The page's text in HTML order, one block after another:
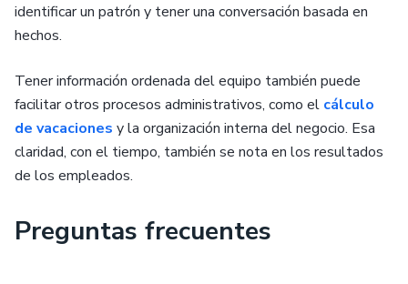
identificar un patrón y tener una conversación basada en
hechos.
Tener información ordenada del equipo también puede
facilitar otros procesos administrativos, como el cálculo
de vacaciones y la organización interna del negocio. Esa
claridad, con el tiempo, también se nota en los resultados
de los empleados.
Preguntas frecuentes